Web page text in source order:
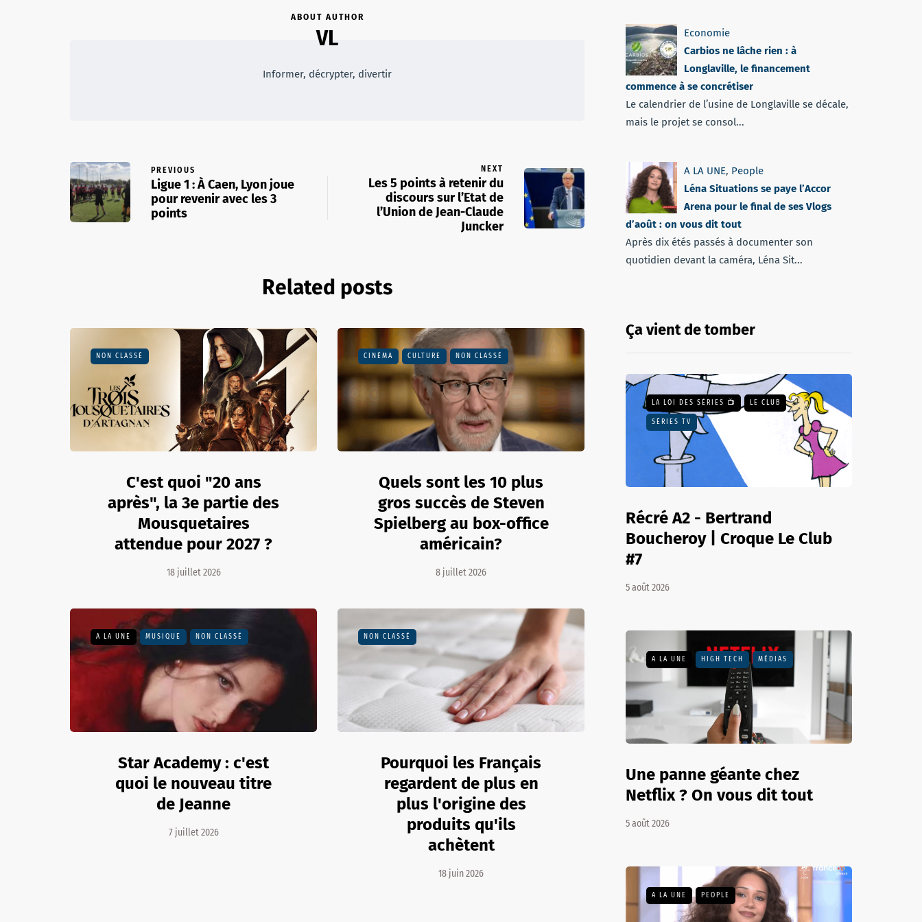
ABOUT AUTHOR
VL
Informer, décrypter, divertir
PREVIOUS
Ligue 1 : À Caen, Lyon joue
pour revenir avec les 3
points
NEXT
Les 5 points à retenir du
discours sur l’Etat de
l’Union de Jean-Claude
Juncker
Related posts
NON CLASSÉ
C'est quoi "20 ans
après", la 3e partie des
Mousquetaires
attendue pour 2027 ?
18 juillet 2026
CINÉMA CULTURE NON CLASSÉ
Quels sont les 10 plus
gros succès de Steven
Spielberg au box-office
américain?
8 juillet 2026
A LA UNE MUSIQUE NON CLASSÉ
Star Academy : c'est
quoi le nouveau titre
de Jeanne
7 juillet 2026
NON CLASSÉ
Pourquoi les Français
regardent de plus en
plus l'origine des
produits qu'ils
achètent
18 juin 2026
Economie
Carbios ne lâche rien : à
Longlaville, le financement
commence à se concrétiser
Le calendrier de l’usine de Longlaville se décale,
mais le projet se consol...
A LA UNE, People
Léna Situations se paye l’Accor
Arena pour le final de ses Vlogs
d’août : on vous dit tout
Après dix étés passés à documenter son
quotidien devant la caméra, Léna Sit...
Ça vient de tomber
LA LOI DES SÉRIES 📺 LE CLUB
SÉRIES TV
Récré A2 - Bertrand
Boucheroy | Croque Le Club
#7
5 août 2026
A LA UNE HIGH TECH MÉDIAS
Une panne géante chez
Netflix ? On vous dit tout
5 août 2026
A LA UNE PEOPLE